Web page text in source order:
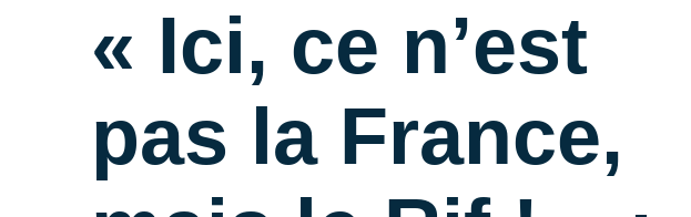
« Ici, ce n’est
pas la France,